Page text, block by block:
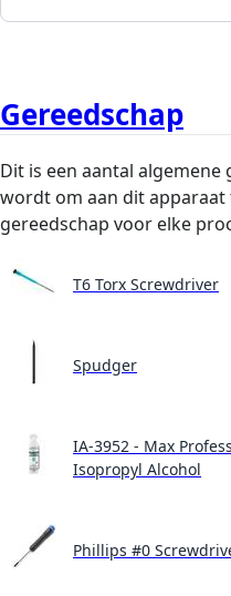
Gereedschap
Dit is een aantal
wordt om aan dit apparaat
gereedschap voor elke
T6 Torx Screwdriver
Spudger
IA-3952 - Max
Isopropyl Alcohol
Phillips #0